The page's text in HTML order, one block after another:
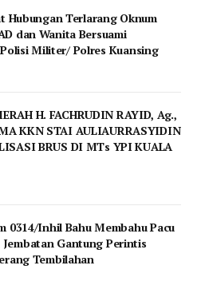
Hubungan Terlarang Oknum
dan Wanita Bersuami
Militer/ Polres Kuansing
H. FACHRUDIN RAYID, Ag.,
KKN STAI AULIAURRASYIDIN
BRUS DI MTs YPI KUALA
0314/Inhil Bahu Membahu Pacu
Gantung Perintis
Tembilahan